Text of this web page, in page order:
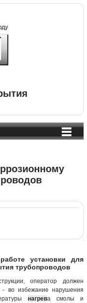
установки для
трубопроводов
оператор должен
- во избежание нарушения
нагрева смолы и